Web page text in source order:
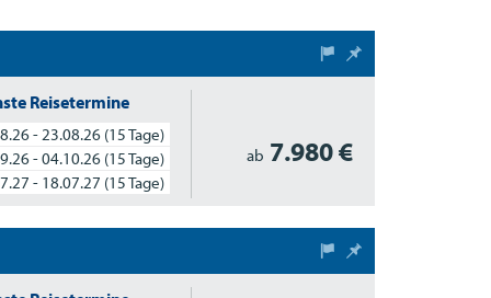
ab 7.980 €
Reisetermine
- 23.08.26 (15 Tage)
- 04.10.26 (15 Tage)
- 18.07.27 (15 Tage)